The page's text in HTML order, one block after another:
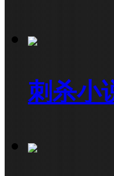
刺杀小